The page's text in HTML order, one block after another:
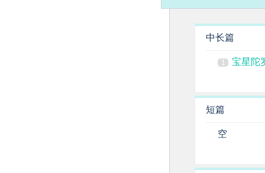
中长篇
1 宝星陀
短篇
空